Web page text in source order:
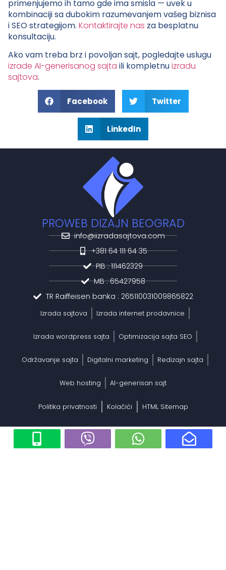
primenjujemo ih tamo gde ima smisla — uvek u
kombinaciji sa dubokim razumevanjem vašeg biznisa
i SEO strategijom. Kontaktirajte nas za besplatnu
konsultaciju.
Ako vam treba brz i povoljan sajt, pogledajte uslugu
izrade AI-generisanog sajta ili kompletnuizradu
sajtova.
Facebook Twitter
LinkedIn
PROWEB DIZAJN BEOGRAD
info@iizradasajtova.com
+381 64 111 64 35
PIB : 111462329
MB : 65427958
TR Raiffeisen banka : 265110031009865822
Izrada sajtova Izrada internet prodavnice
Izrada wordpress sajta Optimizacija sajta SEO
Održavanje sajta Digitalni marketing Redizajn sajta
Web hosting AI-generisan sajt
Politika privatnosti Kolačići HTML Sitemap